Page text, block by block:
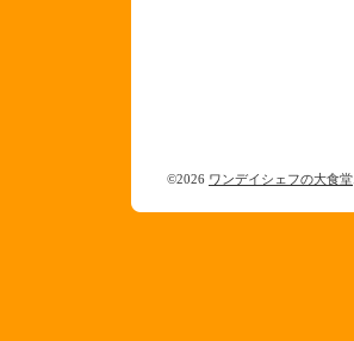
©2026 ワンデイシェフの大食堂